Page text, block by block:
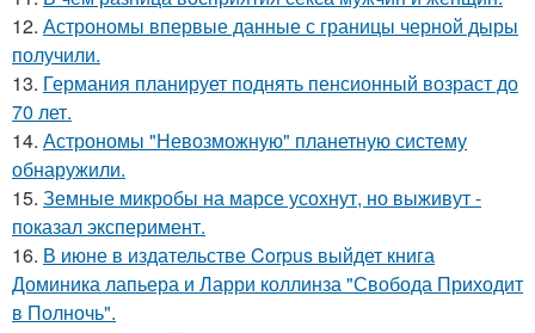
12. Астрономы впервые данные с границы черной дыры
получили.
13. Германия планирует поднять пенсионный возраст до
70 лет.
14. Астрономы "Невозможную" планетную систему
обнаружили.
15. Земные микробы на марсе усохнут, но выживут -
показал эксперимент.
16. В июне в издательстве Corpus выйдет книга
Доминика лапьера и Ларри коллинза "Свобода Приходит
в Полночь".